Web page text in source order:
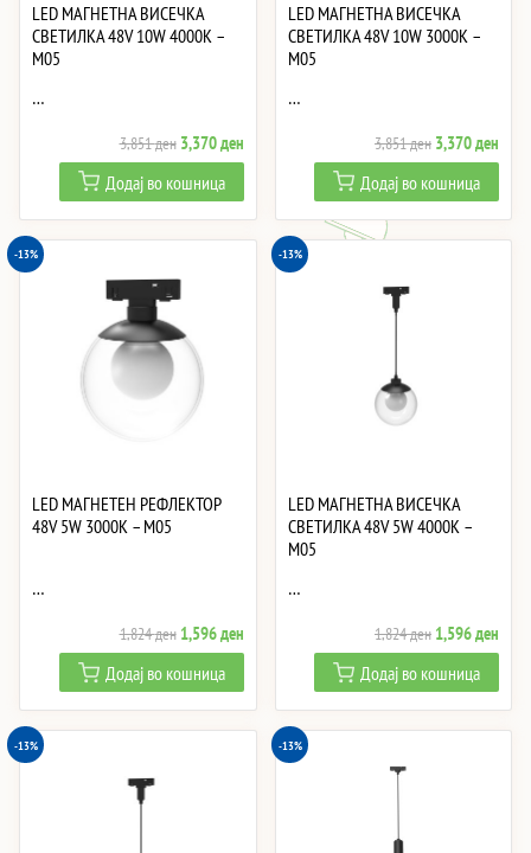
LED МАГНЕТНА ВИСЕЧКА
СВЕТИЛКА 48V 10W 4000K –
M05
…
3,851ден Original
price
was:
3,851 ден.
3,370денCurrent
price
is:
3,370 ден.
Додај во кошница
LED МАГНЕТНА ВИСЕЧКА
СВЕТИЛКА 48V 10W 3000K –
M05
…
3,851ден Original
price
was:
3,851 ден.
3,370ден
price
is:
Додај во кошница
-13%
LED МАГНЕТЕН РЕФЛЕКТОР
48V 5W 3000K – M05
…
1,824ден Original
price
was:
1,824 ден.
1,596денCurrent
price
is:
1,596 ден.
Додај во кошница
-13%
LED МАГНЕТНА ВИСЕЧКА
СВЕТИЛКА 48V 5W 4000K –
M05
…
1,824ден Original
price
was:
1,824 ден.
1,596ден
price
is:
Додај во кошница
-13% -13%